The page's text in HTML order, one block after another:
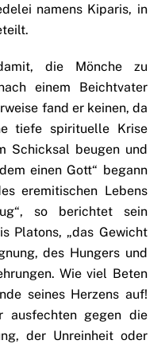
namens Kiparis, in
die Mönche zu
einem Beichtvater
fand er keinen, da
tiefe spirituelle Krise
Schicksal beugen und
einen Gott“ begann
eremitischen Lebens
so berichtet sein
Platons, „das Gewicht
des Hungers und
Wie viel Beten
seines Herzens auf!
ausfechten gegen die
der Unreinheit oder